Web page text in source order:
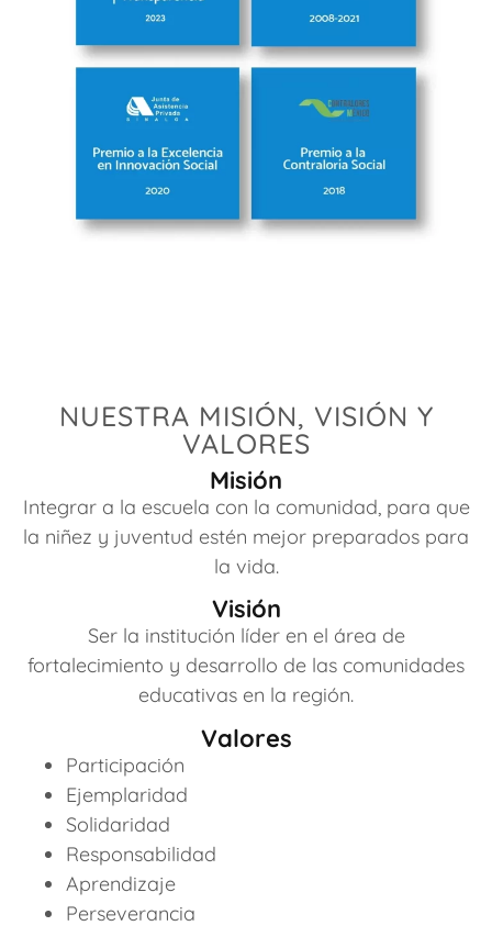
NUESTRA MISIÓN, VISIÓN Y
VALORES
Misión
Integrar a la escuela con la comunidad, para que
la niñez y juventud estén mejor preparados para
la vida.
Visión
Ser la institución líder en el área de
fortalecimiento y desarrollo de las comunidades
educativas en la región.
Valores
Participación
Ejemplaridad
Solidaridad
Responsabilidad
Aprendizaje
Perseverancia